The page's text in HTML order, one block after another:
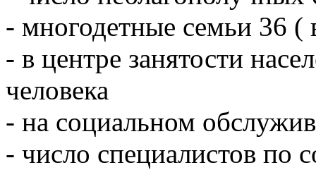
- многодетные семьи 36 (
- в центре занятости
человека
- на социальном
- число специалистов по